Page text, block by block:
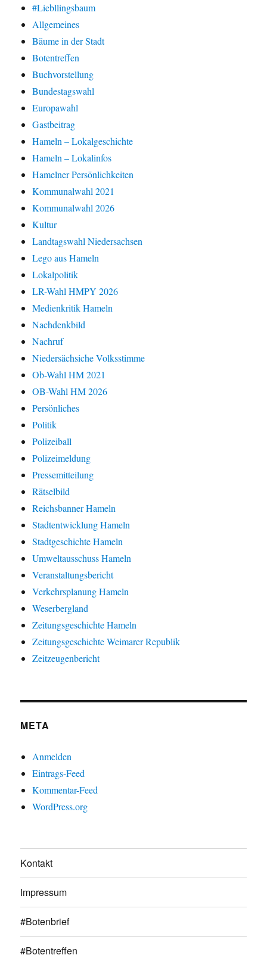
#Liebllingsbaum
Allgemeines
Bäume in der Stadt
Botentreffen
Buchvorstellung
Bundestagswahl
Europawahl
Gastbeitrag
Hameln – Lokalgeschichte
Hameln – Lokalinfos
Hamelner Persönlichkeiten
Kommunalwahl 2021
Kommunalwahl 2026
Kultur
Landtagswahl Niedersachsen
Lego aus Hameln
Lokalpolitik
LR-Wahl HMPY 2026
Medienkritik Hameln
Nachdenkbild
Nachruf
Niedersächsiche Volksstimme
Ob-Wahl HM 2021
OB-Wahl HM 2026
Persönliches
Politik
Polizeiball
Polizeimeldung
Pressemitteilung
Rätselbild
Reichsbanner Hameln
Stadtentwicklung Hameln
Stadtgeschichte Hameln
Umweltausschuss Hameln
Veranstaltungsbericht
Verkehrsplanung Hameln
Weserbergland
Zeitungsgeschichte Hameln
Zeitungsgeschichte Weimarer Republik
Zeitzeugenbericht
META
Anmelden
Eintrags-Feed
Kommentar-Feed
WordPress.org
Kontakt
Impressum
#Botenbrief
#Botentreffen